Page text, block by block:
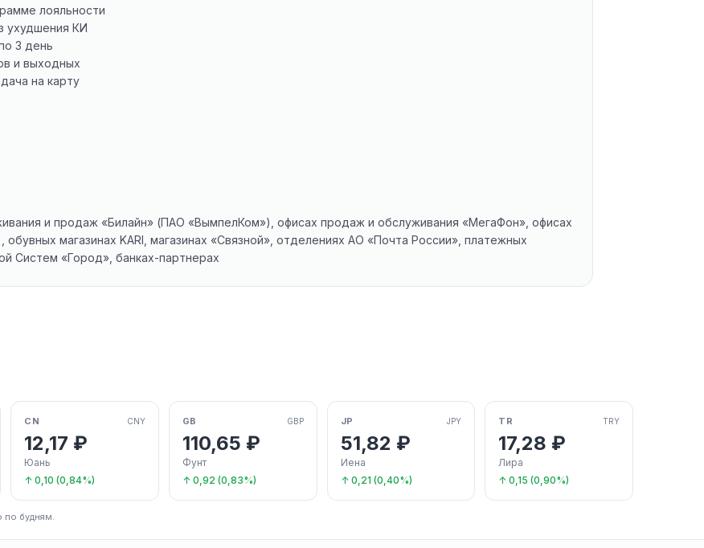
лояльности
ухудшения КИ
3 день
и выходных
на карту
и продаж «Билайн» (ПАО «ВымпелКом»), офисах продаж и обслуживания «МегаФон», офисах
магазинах KARI, магазинах «Связной», отделениях АО «Почта России», платежных
Систем «Город», банках-партнерах
CN CNY
12,17 ₽
Юань
↑ 0,10 (0,84%)
GB GBP
110,65 ₽
Фунт
↑ 0,92 (0,83%)
JP JPY
51,82 ₽
Иена
↑ 0,21 (0,40%)
TR TRY
17,28 ₽
Лира
↑ 0,15 (0,90%)
по будням.